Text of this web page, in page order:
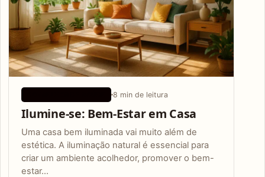
8 min de leitura
Ilumine-se: Bem-Estar em Casa
Uma casa bem iluminada vai muito além de
estética. A iluminação natural é essencial para
criar um ambiente acolhedor, promover o bem-
estar…